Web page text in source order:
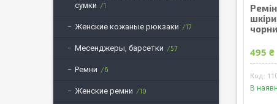
495 ₴
В
сумки
1
Женские кожаные рюкзаки 17
Месенджеры, барсетки 57
Ремни 6
Женские ремни 10